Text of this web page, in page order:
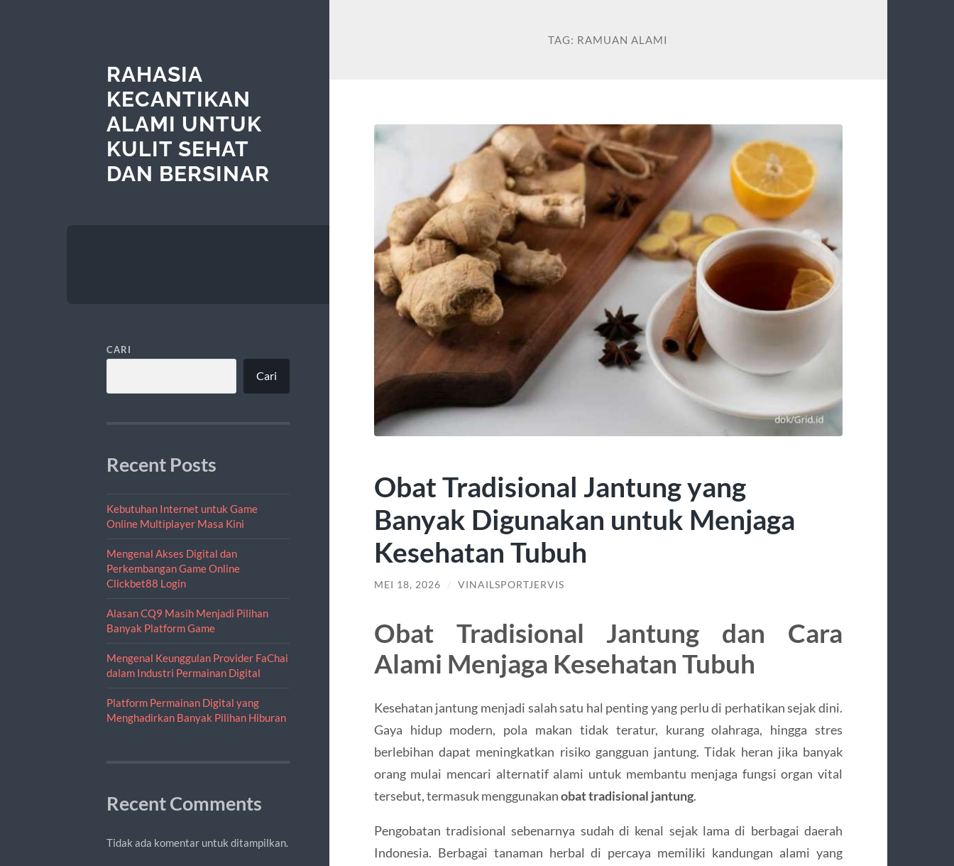
RAHASIA
KECANTIKAN
ALAMI UNTUK
KULIT SEHAT
DAN BERSINAR
CARI
Cari
Recent Posts
Kebutuhan Internet untuk Game
Online Multiplayer Masa Kini
Mengenal Akses Digital dan
Perkembangan Game Online
Clickbet88 Login
Alasan CQ9 Masih Menjadi Pilihan
Banyak Platform Game
Mengenal Keunggulan Provider FaChai
dalam Industri Permainan Digital
Platform Permainan Digital yang
Menghadirkan Banyak Pilihan Hiburan
Recent Comments
Tidak ada komentar untuk ditampilkan.
TAG: RAMUAN ALAMI
Obat Tradisional Jantung yang
Banyak Digunakan untuk Menjaga
Kesehatan Tubuh
MEI 18, 2026 / VINAILSPORTJERVIS
Obat Tradisional Jantung dan Cara
Alami Menjaga Kesehatan Tubuh
Kesehatan jantung menjadi salah satu hal penting yang perlu di perhatikan sejak dini.
Gaya hidup modern, pola makan tidak teratur, kurang olahraga, hingga stres
berlebihan dapat meningkatkan risiko gangguan jantung. Tidak heran jika banyak
orang mulai mencari alternatif alami untuk membantu menjaga fungsi organ vital
tersebut, termasuk menggunakanobat tradisional jantung.
Pengobatan tradisional sebenarnya sudah di kenal sejak lama di berbagai daerah
Indonesia. Berbagai tanaman herbal di percaya memiliki kandungan alami yang